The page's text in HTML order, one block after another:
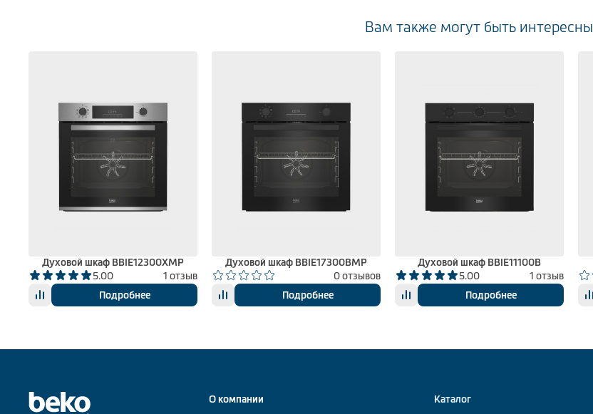
Вам также могут быть интересны
Духовой шкаф BBIE12300XMP
5.00
1 отзыв
Подробнее
Духовой шкаф BBIE17300BMP
0 отзывов
Подробнее
Духовой шкаф BBIE11100B
5.00
1 отзыв
Подробнее
О компании Каталог